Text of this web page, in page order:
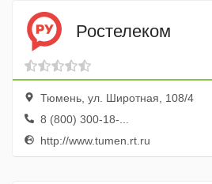
Ростелеком
Тюмень, ул. Широтная, 108/4
8 (800) 300-18-...
http://www.tumen.rt.ru